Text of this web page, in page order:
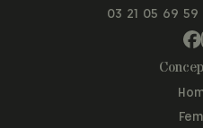
03 21 05 69 59